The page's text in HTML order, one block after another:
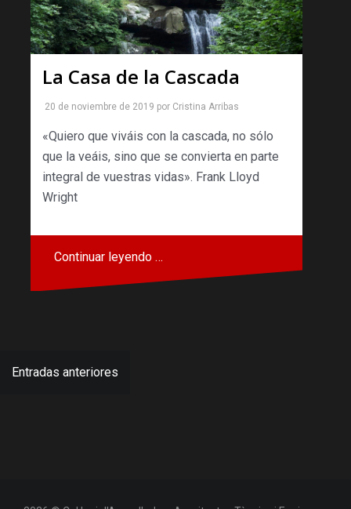
La Casa de la Cascada
20 de noviembre de 2019 por Cristina Arribas
«Quiero que viváis con la cascada, no sólo
que la veáis, sino que se convierta en parte
integral de vuestras vidas». Frank Lloyd
Wright
Continuar leyendo …
Navegación
Entradas anteriores